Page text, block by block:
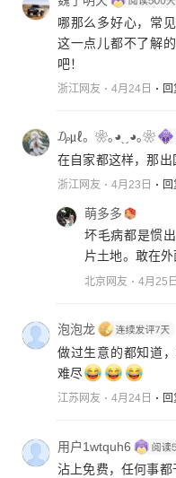
哪那么多好心，常
这一点儿都不了解
吧！
浙江网友 4月24日 回
₯㎕。❀｡◕‿◕｡❀
在自家都这样，那出
浙江网友 4月23日 回
萌多多
坏毛病都是惯
片土地。敢在
北京网友 4月25日
泡泡龙
做过生意的都知道
难尽
江苏网友 4月24日 回
用户1wtquh6
沾上免费，任何事都